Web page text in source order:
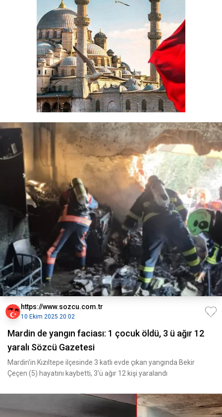
https://www.sozcu.com.tr
10 Ekim 2025 20:02
Mardin de yangın faciası: 1 çocuk öldü, 3 ü ağır 12
yaralı Sözcü Gazetesi
Mardin'in Kızıltepe ilçesinde 3 katlı evde çıkan yangında Bekir
Çeçen (5) hayatını kaybetti, 3'ü ağır 12 kişi yaralandı